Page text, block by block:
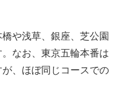
や浅草、銀座、芝公園
なお、東京五輪本番は
、ほぼ同じコースでの